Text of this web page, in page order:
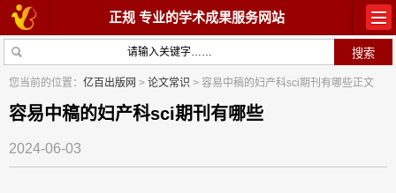
正规 专业的学术成果服务网站
学术著作
您当前的位置： 亿百出版网 > 论文常识 > 容易中稿的妇产科sci期刊有哪些正文
容易中稿的妇产科sci期刊有哪些
2024-06-03